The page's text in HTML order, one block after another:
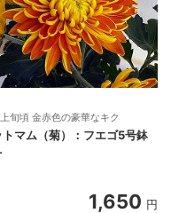
旬頃 金赤色の豪華なキク
トマム（菊）：フエゴ5号鉢
1,650 円